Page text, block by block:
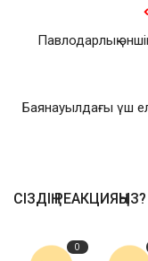
Павлодарлық
Баянауылдағы үш
СІЗДІҢ РЕАКЦИЯҢЫЗ?
0